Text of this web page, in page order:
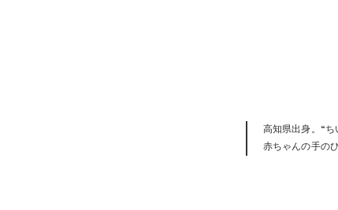
高知県出身。“ち
赤ちゃんの手の